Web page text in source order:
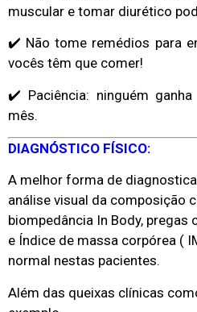
muscular e tomar diurético
✔️ Não tome remédios para
vocês têm que comer!
✔️ Paciência: ninguém
mês.
DIAGNÓSTICO FÍSICO:
A melhor forma de
análise visual da composição
biompedância In Body, pregas
e Índice de massa corpórea (
normal nestas pacientes.
Além das queixas clínicas